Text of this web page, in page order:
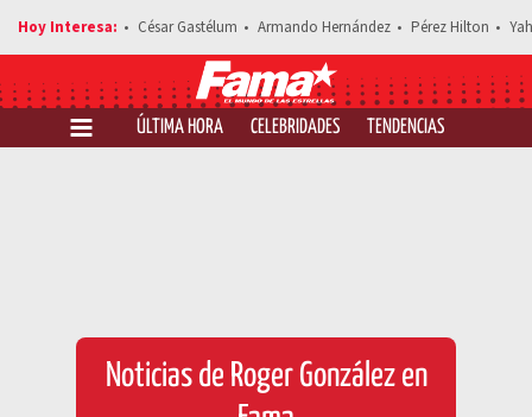
César Gastélum Armando Hernández Pérez Hilton
ÚLTIMA HORA CELEBRIDADES TENDENCIAS
Noticias de Roger González en